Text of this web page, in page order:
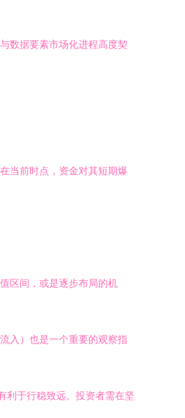
数据要素市场化进程高度契
当前时点，资金对其短期爆
区间，或是逐步布局的机
入）也是一个重要的观察指
利于行稳致远。投资者需在坚